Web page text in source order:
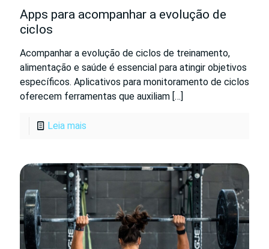
Apps para acompanhar a evolução de
ciclos
Acompanhar a evolução de ciclos de treinamento,
alimentação e saúde é essencial para atingir objetivos
específicos. Aplicativos para monitoramento de ciclos
oferecem ferramentas que auxiliam […]
Leia mais